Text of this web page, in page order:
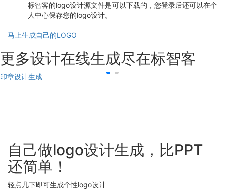
标智客的logo设计源文件是可以下载的，您登录后还可以在个
人中心保存您的logo设计。
马上生成自己的LOGO
更多设计在线生成尽在标智客
印章设计生成
自己做logo设计生成，比PPT
还简单！
轻点几下即可生成个性logo设计